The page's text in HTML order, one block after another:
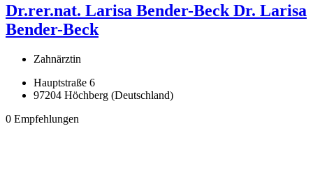
Dr.rer.nat. Larisa Bender-Beck Dr. Larisa
Bender-Beck
Zahnärztin
Hauptstraße 6
97204 Höchberg (Deutschland)
0 Empfehlungen